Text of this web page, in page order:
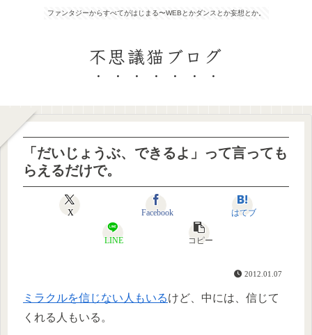
ファンタジーからすべてがはじまる〜WEBとかダンスとか妄想とか。
不思議猫ブログ
「だいじょうぶ、できるよ」って言っても
らえるだけで。
X Facebook はてブ
LINE コピー
2012.01.07
ミラクルを信じない人もいるけど、中には、信じて
くれる人もいる。